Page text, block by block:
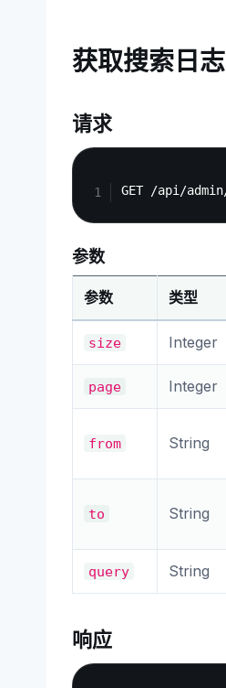
获取搜索日志
请求
参数
参数 类型
size Integer
page Integer
from String
to String
query String
响应